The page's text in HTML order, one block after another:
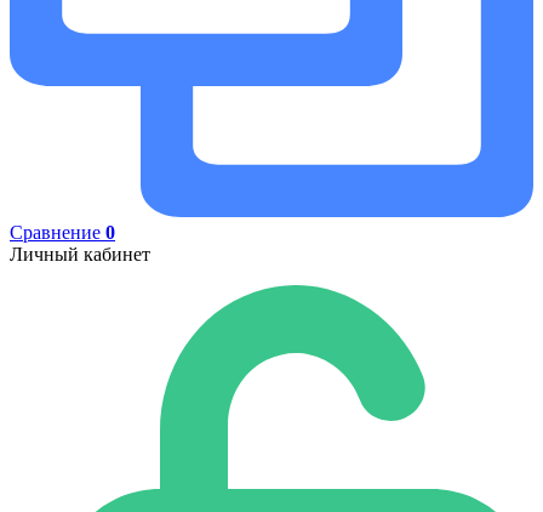
Сравнение 0
Личный кабинет